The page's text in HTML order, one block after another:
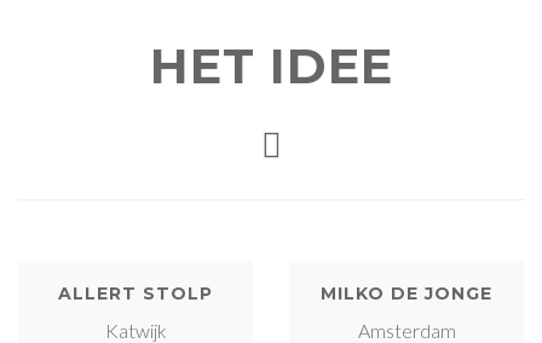
HET IDEE
ALLERT STOLP
Katwijk
MILKO DE JONGE
Amsterdam